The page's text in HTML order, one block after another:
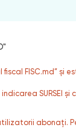
fiscal FISC.md”
SURSEI și
abonați.